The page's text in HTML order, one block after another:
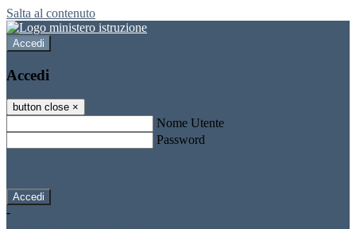
Salta al contenuto
Accedi
Accedi
button close ×
Nome Utente
Password
-